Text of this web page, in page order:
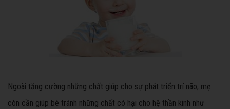
Ngoài tăng cường những chất giúp cho sự phát triển trí não, mẹ
còn cần giúp bé tránh những chất có hại cho hệ thần kinh như